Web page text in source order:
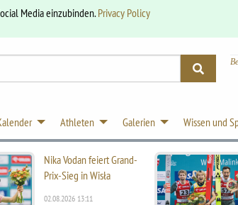
Media einzubinden.Privacy Policy
Athleten Galerien Wissen und
Nika Vodan feiert Grand-
Prix-Sieg in Wisła
02.08.2026 13:11